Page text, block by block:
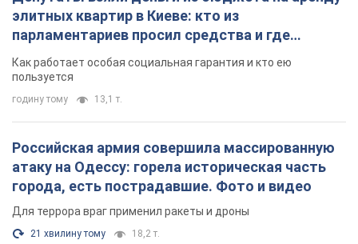
атаку на Одессу: горела историческая часть
города, есть пострадавшие. Фото и видео
21 хвилину тому
Под прицелом – Киев: разведка
предупреждает о масштабных атаках на
энергетику ко Дню независимости
Путинская армия наращивает темпы террора
2 години тому 15,3 т.